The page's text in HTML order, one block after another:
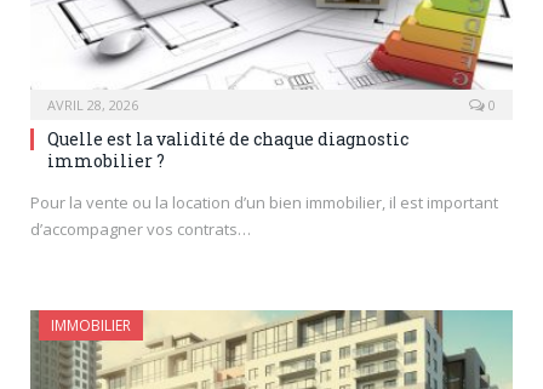
AVRIL 28, 2026 0
Quelle est la validité de chaque diagnostic
immobilier ?
Pour la vente ou la location d’un bien immobilier, il est important
d’accompagner vos contrats…
IMMOBILIER